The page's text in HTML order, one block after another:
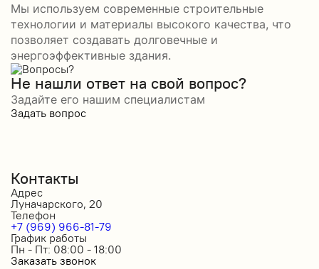
Мы используем современные строительные
технологии и материалы высокого качества, что
позволяет создавать долговечные и
энергоэффективные здания.
Не нашли ответ на свой вопрос?
Задайте его нашим специалистам
Задать вопрос
Контакты
Адрес
Луначарского, 20
Телефон
+7 (969) 966-81-79
График работы
Пн - Пт: 08:00 - 18:00
Заказать звонок